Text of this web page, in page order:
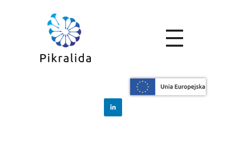
Zamówienia
Posts in category:
Zamówienia